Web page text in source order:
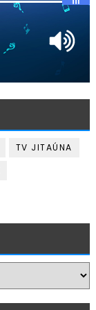
TV JITAÚNA